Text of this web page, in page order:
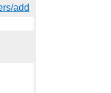
add